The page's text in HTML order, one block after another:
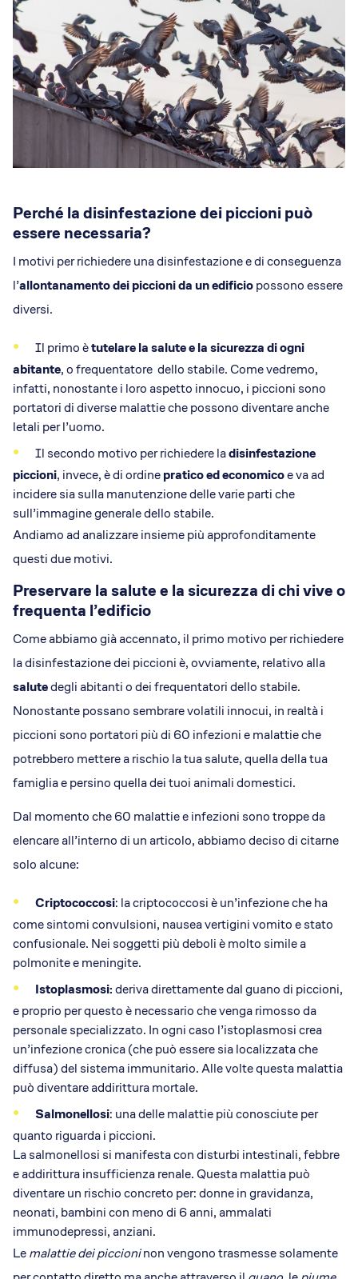
Perché la disinfestazione dei piccioni può
essere necessaria?
I motivi per richiedere una disinfestazione e di conseguenza
l’allontanamento dei piccioni da un edificiopossono essere
diversi.
Il primo ètutelare la salute e la sicurezza di ogni
abitante, o frequentatore dello stabile. Come vedremo,
infatti, nonostante i loro aspetto innocuo, i piccioni sono
portatori di diverse malattie che possono diventare anche
letali per l’uomo.
Il secondo motivo per richiedere ladisinfestazione
piccioni, invece, è di ordinepratico ed economicoe va ad
incidere sia sulla manutenzione delle varie parti che
sull’immagine generale dello stabile.
Andiamo ad analizzare insieme più approfonditamente
questi due motivi.
Preservare la salute e la sicurezza di chi vive o
frequenta l’edificio
Come abbiamo già accennato, il primo motivo per richiedere
la disinfestazione dei piccioni è, ovviamente, relativo alla
salutedegli abitanti o dei frequentatori dello stabile.
Nonostante possano sembrare volatili innocui, in realtà i
piccioni sono portatori più di 60 infezioni e malattie che
potrebbero mettere a rischio la tua salute, quella della tua
famiglia e persino quella dei tuoi animali domestici.
Dal momento che 60 malattie e infezioni sono troppe da
elencare all’interno di un articolo, abbiamo deciso di citarne
solo alcune:
Criptococcosi: la criptococcosi è un’infezione che ha
come sintomi convulsioni, nausea vertigini vomito e stato
confusionale. Nei soggetti più deboli è molto simile a
polmonite e meningite.
Istoplasmosi:deriva direttamente dal guano di piccioni,
e proprio per questo è necessario che venga rimosso da
personale specializzato. In ogni caso l’istoplasmosi crea
un’infezione cronica (che può essere sia localizzata che
diffusa) del sistema immunitario. Alle volte questa malattia
può diventare addirittura mortale.
Salmonellosi: una delle malattie più conosciute per
quanto riguarda i piccioni.
La salmonellosi si manifesta con disturbi intestinali, febbre
e addirittura insufficienza renale. Questa malattia può
diventare un rischio concreto per: donne in gravidanza,
neonati, bambini con meno di 6 anni, ammalati
immunodepressi, anziani.
Lemalattie dei piccioninon vengono trasmesse solamente